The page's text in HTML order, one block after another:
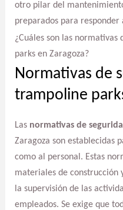
otro pilar del
preparados para
¿Cuáles son las
parks en Zaragoza?
Normativas de
trampoline
Las normativas de
Zaragoza son establecidas
como al personal. Estas
materiales de construcción
la supervisión de las
empleados. Se exige que